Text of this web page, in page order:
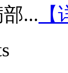
...